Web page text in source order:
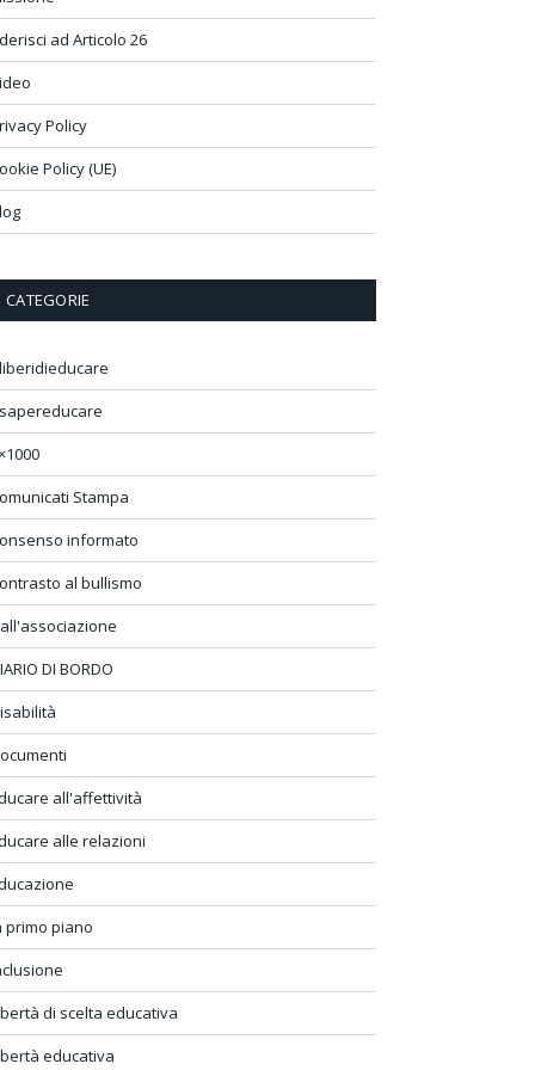
ad Articolo 26
Policy
Policy (UE)
CATEGORIE
Stampa
informato
al bullismo
DI BORDO
all'affettività
alle relazioni
primo piano
di scelta educativa
educativa